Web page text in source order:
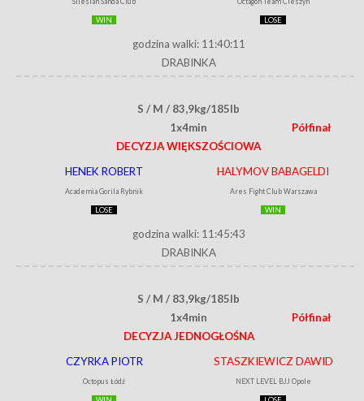
WIN LOSE
godzina walki: 11:40:11
DRABINKA
S / M / 83,9kg/185lb
1x4min
Półfinał
DECYZJA WIĘKSZOŚCIOWA
HENEK ROBERT
Academia Gorila Rybnik
LOSE
HALYMOV BABAGELDI
Ares Fight Club Warszawa
WIN
godzina walki: 11:45:43
DRABINKA
S / M / 83,9kg/185lb
1x4min
Półfinał
DECYZJA JEDNOGŁOŚNA
CZYRKA PIOTR
Octopus Łódź
STASZKIEWICZ DAWID
NEXT LEVEL BJJ Opole